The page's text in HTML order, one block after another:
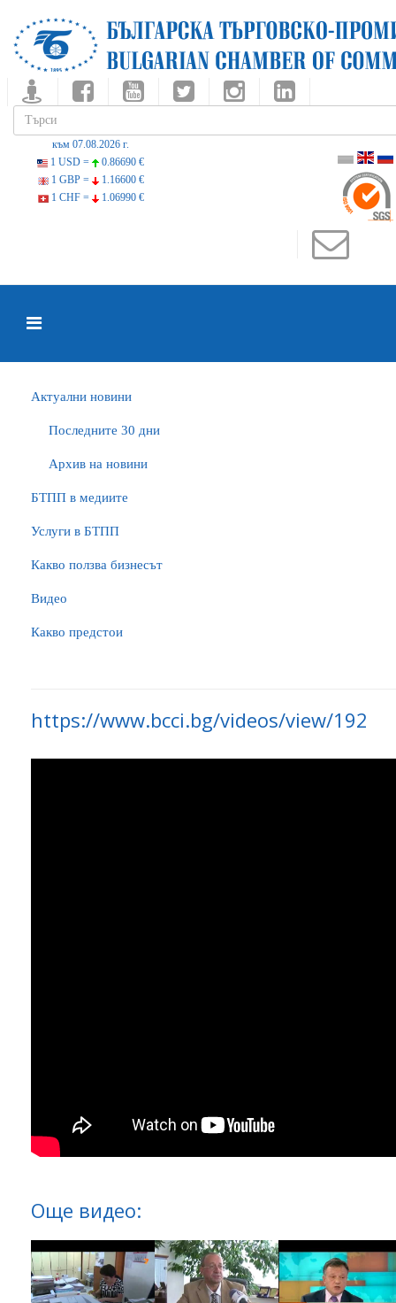
към 07.08.2026 г.
1 USD =
0.86690 €
1 GBP =
1.16600 €
1 CHF =
1.06990 €
Актуални новини
Последните 30 дни
Архив на новини
БTПП в медиите
Услуги в БТПП
Какво ползва бизнесът
Видео
Какво предстои
https://www.bcci.bg/videos/view/192
Още видео: